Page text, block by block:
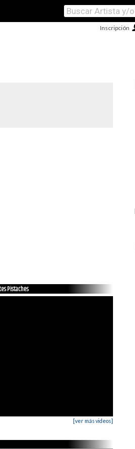
Inscripción
Pistaches
[ver más videos]